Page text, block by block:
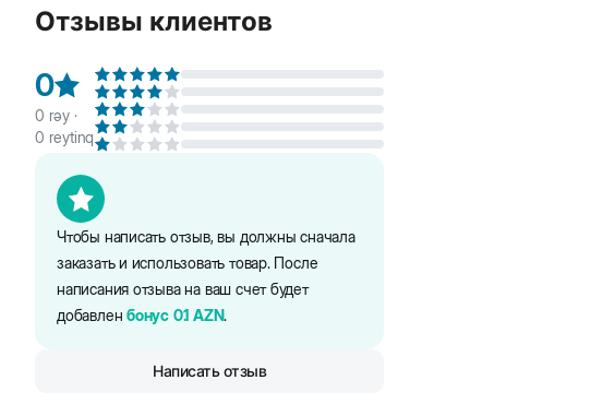
Не теряет эффективность после купания за счет водостойкости.
Отзывы клиентов
0
0 rəy ·
0 reytinq
Чтобы написать отзыв, вы должны сначала
заказать и использовать товар. После
написания отзыва на ваш счет будет
добавленбонус 0.1 AZN.
Написать отзыв